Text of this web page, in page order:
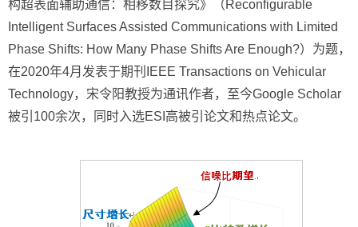
构超表面辅助通信：相移数目探究》（ Reconfigurable
Intelligent Surfaces Assisted Communications with Limited
Phase Shifts: How Many Phase Shifts Are Enough?）为题，
在2020年4月发表于期刊IEEE Transactions on Vehicular
Technology，宋令阳教授为通讯作者，至今Google Scholar
被引100余次，同时入选ESI高被引论文和热点论文。